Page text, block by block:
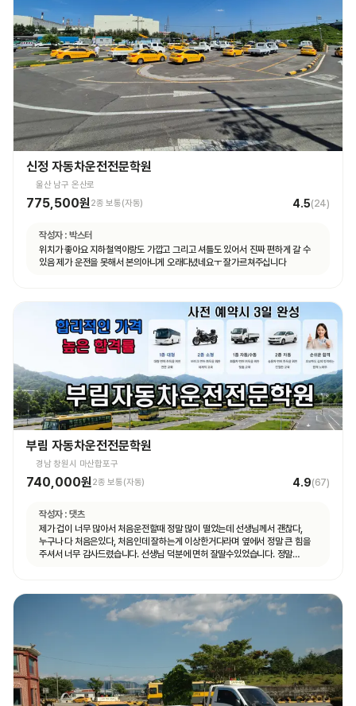
신정 자동차운전전문학원
울산 남구 온산로
775,500원2종 보통(자동) 4.5(24)
작성자 : 박스터
위치가 좋아요 지하철역이랑도 가깝고 그리고 셔틀도 있어서 진짜 편하게 갈 수
있음 제가 운전을 못해서 본의아니게 오래다녔네요ㅜ 잘가르쳐주십니다
부림 자동차운전전문학원
경남 창원시 마산합포구
740,000원2종 보통(자동) 4.9(67)
작성자 : 댓츠
제가 겁이 너무 많아서 처음운전할때 정말 많이 떨었는데 선생님께서 괜찮다,
누구나 다 처음은있다, 처음인데 잘하는게 이상한거다라며 옆에서 정말 큰 힘을
주셔서 너무 감사드렸습니다. 선생님 덕분에 면허 잘딸수있었습니다. 정말